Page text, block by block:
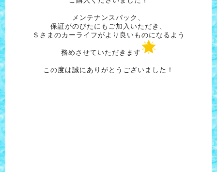
メンテナンスパック、
保証がのびたにもご加入いただき、
Ｓさまのカーライフがより良いものになるよう
務めさせていただきます
この度は誠にありがとうございました！